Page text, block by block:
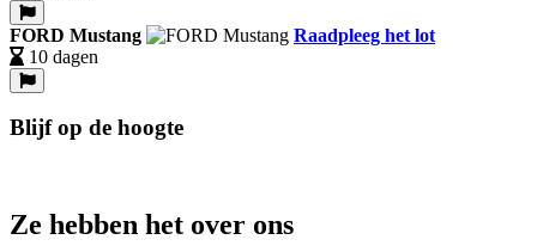
FORD Mustang
Raadpleeg het lot
10 dagen
Blijf op de hoogte
Ze hebben het over ons